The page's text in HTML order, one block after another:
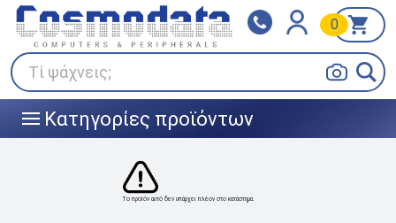
Τί ψάχνεις;
0
||| Κατηγορίες προϊόντων
Klarna
Πληρώστε σε 3
άτοκες δόσεις
BOX NOW
Το προϊόν αυτό δεν υπάρχει πλέον στο κατάστημα.